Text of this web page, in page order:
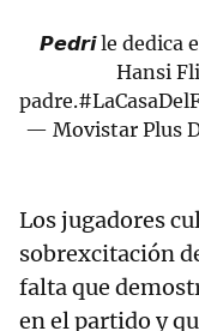
𝙋𝙚𝙙𝙧𝙞 le dedica
Hansi
padre.
— Movistar Plus
Los jugadores
sobrexcitación
falta que
en el partido y